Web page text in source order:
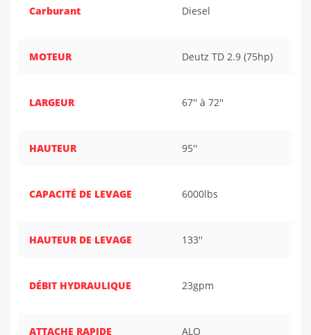
Carburant Diesel
MOTEUR Deutz TD 2.9 (75hp)
LARGEUR 67'' à 72''
HAUTEUR 95''
CAPACITÉ DE LEVAGE 6000lbs
HAUTEUR DE LEVAGE 133''
DÉBIT HYDRAULIQUE 23gpm
ATTACHE RAPIDE ALO